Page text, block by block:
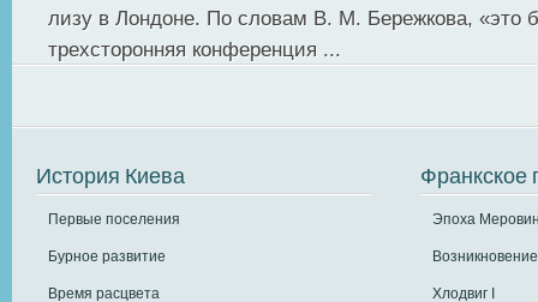
лизу в Лондоне. По словам В. М. Бережкова, «это
трехсторонняя конференция ...
История Киева
Первые поселения
Бурное развитие
Время расцвета
Франкское
Эпоха
Хлодвиг I